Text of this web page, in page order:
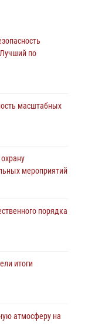
супруге
по
масштабных
мероприятий
порядка
итоги
атмосферу на